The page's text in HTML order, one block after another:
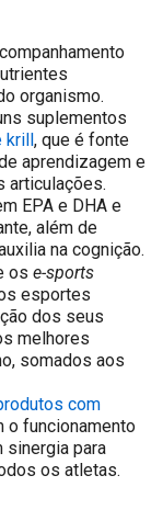
organismo.
suplementos
krill, que é fonte
aprendizagem e
articulações.
EPA e DHA e
além de
na cognição.
os e-sports
esportes
dos seus
melhores
somados aos
com
o funcionamento
sinergia para
os atletas.